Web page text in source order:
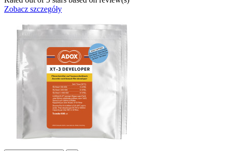
Zobacz szczegóły